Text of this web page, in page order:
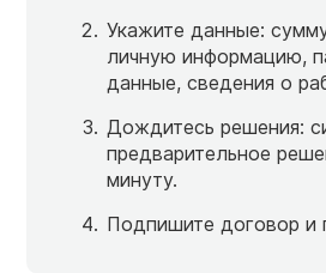
Укажите данные:
личную информацию,
данные, сведения о
Дождитесь решения:
предварительное
минуту.
Подпишите договор и